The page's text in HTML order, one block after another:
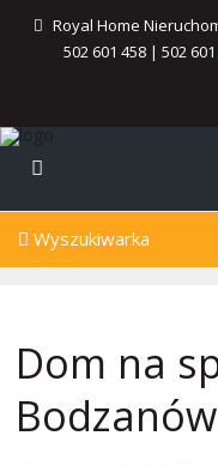
Royal Home
502 601 458| 502
Wyszukiwarka
Dom na
Bodzanów